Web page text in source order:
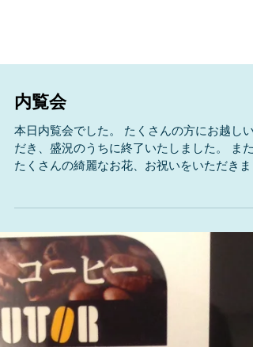
内覧会
本日内覧会でした。 たくさんの方にお越しい
だき、盛況のうちに終了いたしました。 また
たくさんの綺麗なお花、お祝いをいただきま
た。 この場を借りてお礼いたします。 あいう
えお順 アベクリニック 阿部院長 井内英夫 様